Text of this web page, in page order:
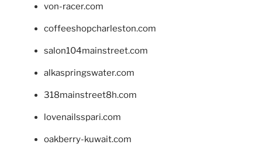
von-racer.com
coffeeshopcharleston.com
salon104mainstreet.com
alkaspringswater.com
318mainstreet8h.com
lovenailsspari.com
oakberry-kuwait.com